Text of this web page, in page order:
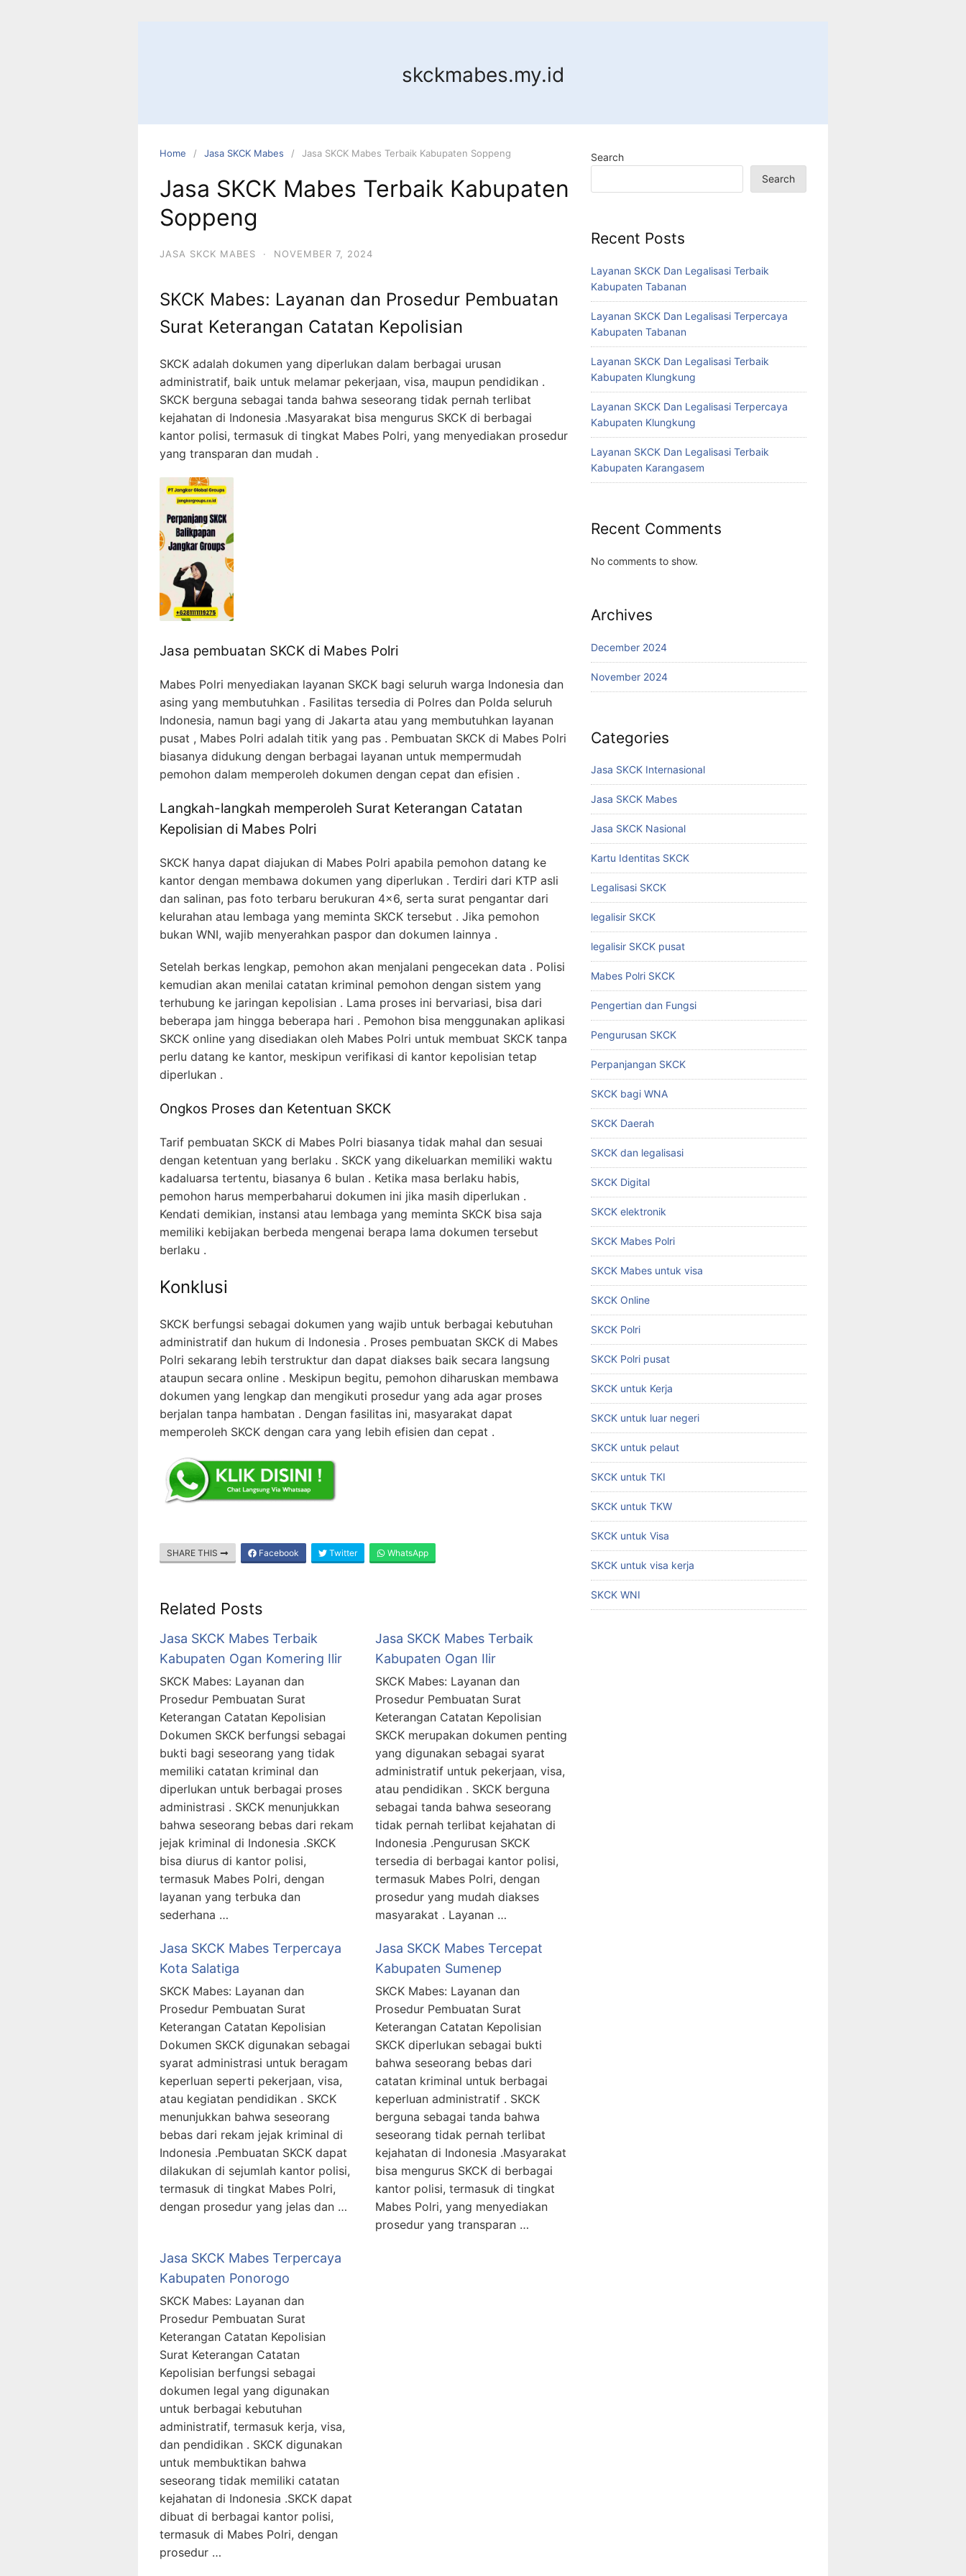
skckmabes.my.id
Home Jasa SKCK Mabes Jasa SKCK Mabes Terbaik Kabupaten Soppeng
Jasa SKCK Mabes Terbaik Kabupaten
Soppeng
JASA SKCK MABES · NOVEMBER 7, 2024
SKCK Mabes: Layanan dan Prosedur Pembuatan
Surat Keterangan Catatan Kepolisian
SKCK adalah dokumen yang diperlukan dalam berbagai urusan
administratif, baik untuk melamar pekerjaan, visa, maupun pendidikan .
SKCK berguna sebagai tanda bahwa seseorang tidak pernah terlibat
kejahatan di Indonesia .Masyarakat bisa mengurus SKCK di berbagai
kantor polisi, termasuk di tingkat Mabes Polri, yang menyediakan prosedur
yang transparan dan mudah .
Jasa pembuatan SKCK di Mabes Polri
Mabes Polri menyediakan layanan SKCK bagi seluruh warga Indonesia dan
asing yang membutuhkan . Fasilitas tersedia di Polres dan Polda seluruh
Indonesia, namun bagi yang di Jakarta atau yang membutuhkan layanan
pusat , Mabes Polri adalah titik yang pas . Pembuatan SKCK di Mabes Polri
biasanya didukung dengan berbagai layanan untuk mempermudah
pemohon dalam memperoleh dokumen dengan cepat dan efisien .
Langkah-langkah memperoleh Surat Keterangan Catatan
Kepolisian di Mabes Polri
SKCK hanya dapat diajukan di Mabes Polri apabila pemohon datang ke
kantor dengan membawa dokumen yang diperlukan . Terdiri dari KTP asli
dan salinan, pas foto terbaru berukuran 4×6, serta surat pengantar dari
kelurahan atau lembaga yang meminta SKCK tersebut . Jika pemohon
bukan WNI, wajib menyerahkan paspor dan dokumen lainnya .
Setelah berkas lengkap, pemohon akan menjalani pengecekan data . Polisi
kemudian akan menilai catatan kriminal pemohon dengan sistem yang
terhubung ke jaringan kepolisian . Lama proses ini bervariasi, bisa dari
beberapa jam hingga beberapa hari . Pemohon bisa menggunakan aplikasi
SKCK online yang disediakan oleh Mabes Polri untuk membuat SKCK tanpa
perlu datang ke kantor, meskipun verifikasi di kantor kepolisian tetap
diperlukan .
Ongkos Proses dan Ketentuan SKCK
Tarif pembuatan SKCK di Mabes Polri biasanya tidak mahal dan sesuai
dengan ketentuan yang berlaku . SKCK yang dikeluarkan memiliki waktu
kadaluarsa tertentu, biasanya 6 bulan . Ketika masa berlaku habis,
pemohon harus memperbaharui dokumen ini jika masih diperlukan .
Kendati demikian, instansi atau lembaga yang meminta SKCK bisa saja
memiliki kebijakan berbeda mengenai berapa lama dokumen tersebut
berlaku .
Konklusi
SKCK berfungsi sebagai dokumen yang wajib untuk berbagai kebutuhan
administratif dan hukum di Indonesia . Proses pembuatan SKCK di Mabes
Polri sekarang lebih terstruktur dan dapat diakses baik secara langsung
ataupun secara online . Meskipun begitu, pemohon diharuskan membawa
dokumen yang lengkap dan mengikuti prosedur yang ada agar proses
berjalan tanpa hambatan . Dengan fasilitas ini, masyarakat dapat
memperoleh SKCK dengan cara yang lebih efisien dan cepat .
SHARE THIS Facebook Twitter WhatsApp
Related Posts
Jasa SKCK Mabes Terbaik
Kabupaten Ogan Komering Ilir
SKCK Mabes: Layanan dan
Prosedur Pembuatan Surat
Keterangan Catatan Kepolisian
Dokumen SKCK berfungsi sebagai
bukti bagi seseorang yang tidak
memiliki catatan kriminal dan
diperlukan untuk berbagai proses
administrasi . SKCK menunjukkan
bahwa seseorang bebas dari rekam
jejak kriminal di Indonesia .SKCK
bisa diurus di kantor polisi,
termasuk Mabes Polri, dengan
layanan yang terbuka dan
sederhana …
Jasa SKCK Mabes Terbaik
Kabupaten Ogan Ilir
SKCK Mabes: Layanan dan
Prosedur Pembuatan Surat
Keterangan Catatan Kepolisian
SKCK merupakan dokumen penting
yang digunakan sebagai syarat
administratif untuk pekerjaan, visa,
atau pendidikan . SKCK berguna
sebagai tanda bahwa seseorang
tidak pernah terlibat kejahatan di
Indonesia .Pengurusan SKCK
tersedia di berbagai kantor polisi,
termasuk Mabes Polri, dengan
prosedur yang mudah diakses
masyarakat . Layanan …
Jasa SKCK Mabes Terpercaya
Kota Salatiga
SKCK Mabes: Layanan dan
Prosedur Pembuatan Surat
Keterangan Catatan Kepolisian
Dokumen SKCK digunakan sebagai
syarat administrasi untuk beragam
keperluan seperti pekerjaan, visa,
atau kegiatan pendidikan . SKCK
menunjukkan bahwa seseorang
bebas dari rekam jejak kriminal di
Indonesia .Pembuatan SKCK dapat
dilakukan di sejumlah kantor polisi,
termasuk di tingkat Mabes Polri,
dengan prosedur yang jelas dan …
Jasa SKCK Mabes Tercepat
Kabupaten Sumenep
SKCK Mabes: Layanan dan
Prosedur Pembuatan Surat
Keterangan Catatan Kepolisian
SKCK diperlukan sebagai bukti
bahwa seseorang bebas dari
catatan kriminal untuk berbagai
keperluan administratif . SKCK
berguna sebagai tanda bahwa
seseorang tidak pernah terlibat
kejahatan di Indonesia .Masyarakat
bisa mengurus SKCK di berbagai
kantor polisi, termasuk di tingkat
Mabes Polri, yang menyediakan
prosedur yang transparan …
Jasa SKCK Mabes Terpercaya
Kabupaten Ponorogo
SKCK Mabes: Layanan dan
Prosedur Pembuatan Surat
Keterangan Catatan Kepolisian
Surat Keterangan Catatan
Kepolisian berfungsi sebagai
dokumen legal yang digunakan
untuk berbagai kebutuhan
administratif, termasuk kerja, visa,
dan pendidikan . SKCK digunakan
untuk membuktikan bahwa
seseorang tidak memiliki catatan
kejahatan di Indonesia .SKCK dapat
dibuat di berbagai kantor polisi,
termasuk di Mabes Polri, dengan
prosedur …
Search
Search
Recent Posts
Layanan SKCK Dan Legalisasi Terbaik
Kabupaten Tabanan
Layanan SKCK Dan Legalisasi Terpercaya
Kabupaten Tabanan
Layanan SKCK Dan Legalisasi Terbaik
Kabupaten Klungkung
Layanan SKCK Dan Legalisasi Terpercaya
Kabupaten Klungkung
Layanan SKCK Dan Legalisasi Terbaik
Kabupaten Karangasem
Recent Comments
No comments to show.
Archives
December 2024
November 2024
Categories
Jasa SKCK Internasional
Jasa SKCK Mabes
Jasa SKCK Nasional
Kartu Identitas SKCK
Legalisasi SKCK
legalisir SKCK
legalisir SKCK pusat
Mabes Polri SKCK
Pengertian dan Fungsi
Pengurusan SKCK
Perpanjangan SKCK
SKCK bagi WNA
SKCK Daerah
SKCK dan legalisasi
SKCK Digital
SKCK elektronik
SKCK Mabes Polri
SKCK Mabes untuk visa
SKCK Online
SKCK Polri
SKCK Polri pusat
SKCK untuk Kerja
SKCK untuk luar negeri
SKCK untuk pelaut
SKCK untuk TKI
SKCK untuk TKW
SKCK untuk Visa
SKCK untuk visa kerja
SKCK WNI